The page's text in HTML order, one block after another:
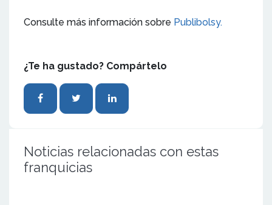
Consulte más información sobre Publibolsy.
¿Te ha gustado? Compártelo
Noticias relacionadas con estas
franquicias